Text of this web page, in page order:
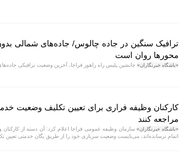
ترافیک سنگین در جاده چالوس/ جاده‌های شمالی
محور‌ها روان است
«باشگاه خبرنگاران» جانشین پلیس راه راهور فراجا، آخرین وضعیت ترافیکی
کارکنان وظیفه فراری برای تعیین تکلیف وضعیت
مراجعه کنند
«باشگاه خبرنگاران»سازمان وظیفه عمومی فراجا اعلام کرد: آن دسته از
اتمام نرسانده‌اند، می‌بایست وضعیت سربازی خود را از طریق یگان خدمتی تعیین